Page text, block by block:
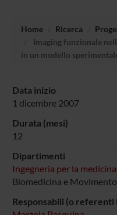
Home Ricerca
Imaging funzionale
in un modello
Data inizio
1 dicembre 2007
Durata (mesi)
12
Dipartimenti
Ingegneria per la
Biomedicina e Movimento
Responsabili (o referenti